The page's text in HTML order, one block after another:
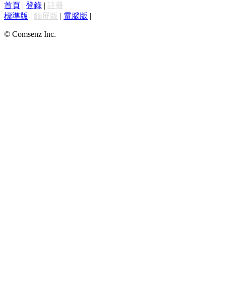
首頁 | 登錄 | 註冊
標準版 | 觸屏版 | 電腦版 |
© Comsenz Inc.